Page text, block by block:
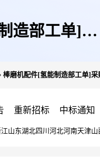
造部工单]采
棒磨机配件[氢能制造部工单]采
重新招标 中标通知
山东湖北四川 河北河南天津山